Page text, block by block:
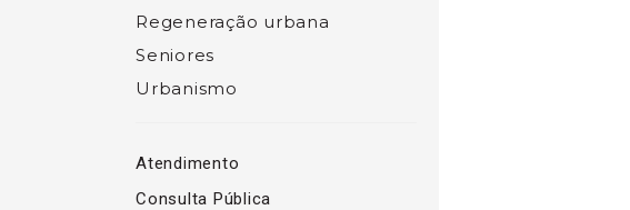
Regeneração urbana
Seniores
Urbanismo
Atendimento
Consulta Pública